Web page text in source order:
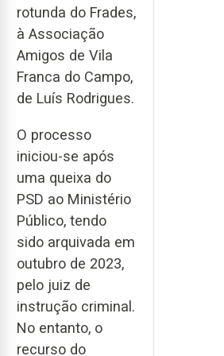
rotunda do Frades,
à Associação
Amigos de Vila
Franca do Campo,
de Luís Rodrigues.
O processo
iniciou-se após
uma queixa do
PSD ao Ministério
Público, tendo
sido arquivada em
outubro de 2023,
pelo juiz de
instrução criminal.
No entanto, o
recurso do